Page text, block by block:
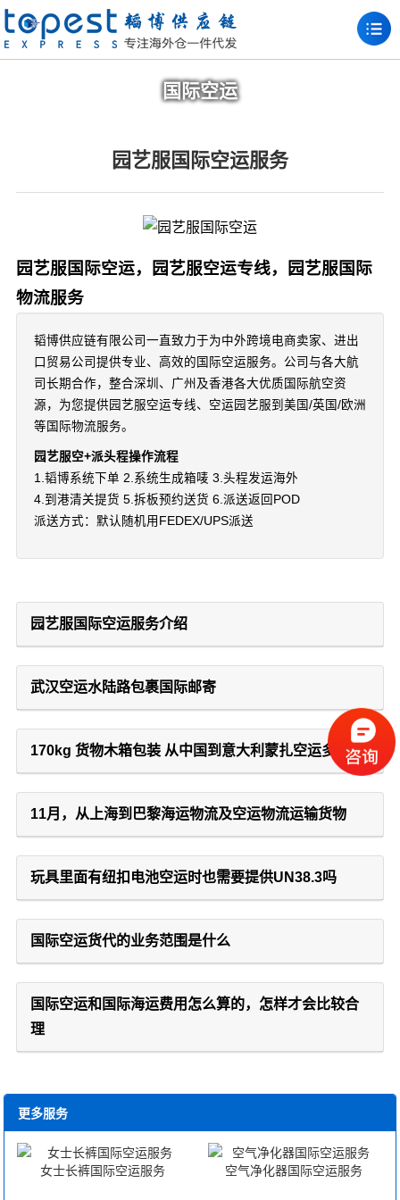
国际空运
园艺服国际空运服务
园艺服国际空运，园艺服空运专线，园艺服国际
物流服务
韬博供应链有限公司一直致力于为中外跨境电商卖家、进出
口贸易公司提供专业、高效的国际空运服务。公司与各大航
司长期合作，整合深圳、广州及香港各大优质国际航空资
源，为您提供园艺服空运专线、空运园艺服到美国/英国/欧洲
等国际物流服务。
园艺服空+派头程操作流程
1.韬博系统下单 2.系统生成箱唛 3.头程发运海外
4.到港清关提货 5.拆板预约送货 6.派送返回POD
派送方式：默认随机用FEDEX/UPS派送
园艺服国际空运服务介绍
武汉空运水陆路包裹国际邮寄
170kg 货物木箱包装 从中国到意大利蒙扎空运多少钱
11月，从上海到巴黎海运物流及空运物流运输货物
玩具里面有纽扣电池空运时也需要提供UN38.3吗
国际空运货代的业务范围是什么
国际空运和国际海运费用怎么算的，怎样才会比较合
理
更多服务
女士长裤国际空运服务 空气净化器国际空运服务